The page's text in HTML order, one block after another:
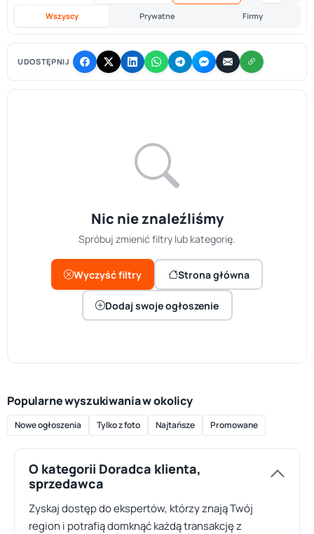
Wszyscy Prywatne Firmy
UDOSTĘPNIJ
Nic nie znaleźliśmy
Spróbuj zmienić filtry lub kategorię.
Wyczyść filtry Strona główna
Dodaj swoje ogłoszenie
Popularne wyszukiwania w okolicy
Nowe ogłoszenia Tylko z foto Najtańsze Promowane
O kategorii Doradca klienta,
sprzedawca
Zyskaj dostęp do ekspertów, którzy znają Twój
region i potrafią domknąć każdą transakcję z